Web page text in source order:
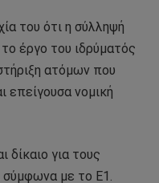
του ότι η σύλληψή
έργο του ιδρύματός
ατόμων που
επείγουσα νομική
δίκαιο για τους
με το E1.